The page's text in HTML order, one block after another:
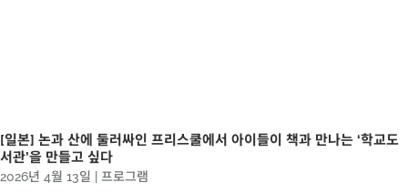
[일본] 논과 산에 둘러싸인 프리스쿨에서 아이들이 책과 만나는 ‘학교도
서관’을 만들고 싶다
2026년 4월 13일 프로그램